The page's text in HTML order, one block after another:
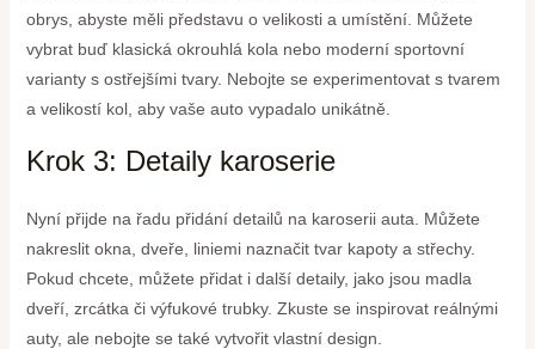
obrys, abyste měli představu o velikosti a umístění. Můžete
vybrat buď klasická okrouhlá kola nebo moderní sportovní
varianty s ostřejšími tvary. Nebojte se experimentovat s tvarem
a velikostí kol, aby vaše auto vypadalo unikátně.
Krok 3: Detaily karoserie
Nyní přijde na řadu přidání detailů na karoserii auta. Můžete
nakreslit okna, dveře, liniemi naznačit tvar kapoty a střechy.
Pokud chcete, můžete přidat i další detaily, jako jsou madla
dveří, zrcátka či výfukové trubky. Zkuste se inspirovat reálnými
auty, ale nebojte se také vytvořit vlastní design.